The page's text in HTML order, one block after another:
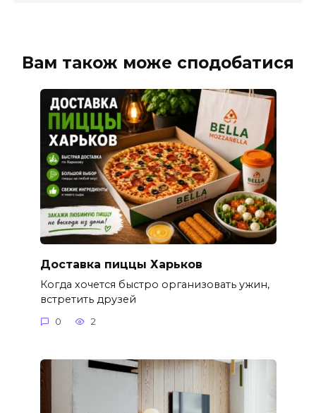
Вам також може сподобатися
Доставка пиццы Харьков
Когда хочется быстро организовать ужин,
встретить друзей
0 2